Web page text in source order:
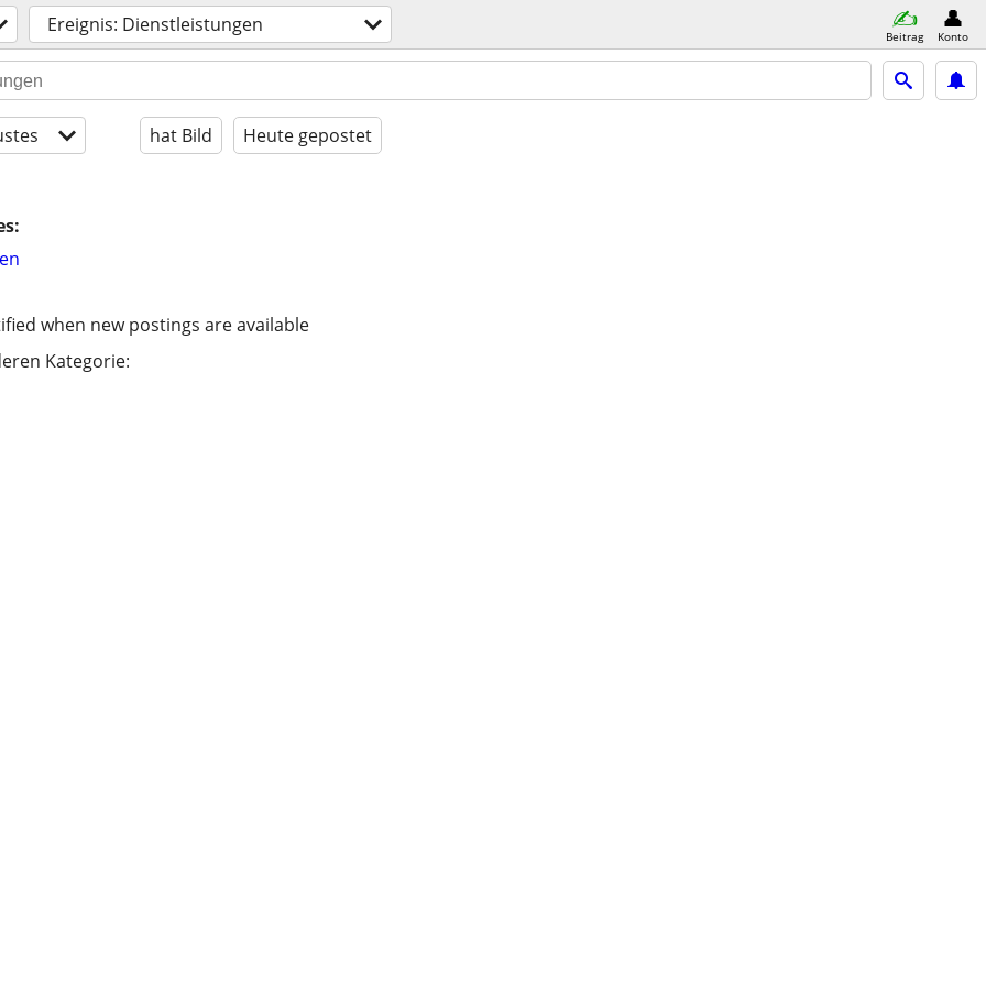
Ereignis: Dienstleistungen Beitrag Konto
hat Bild Heute gepostet
when new postings are available
Kategorie: